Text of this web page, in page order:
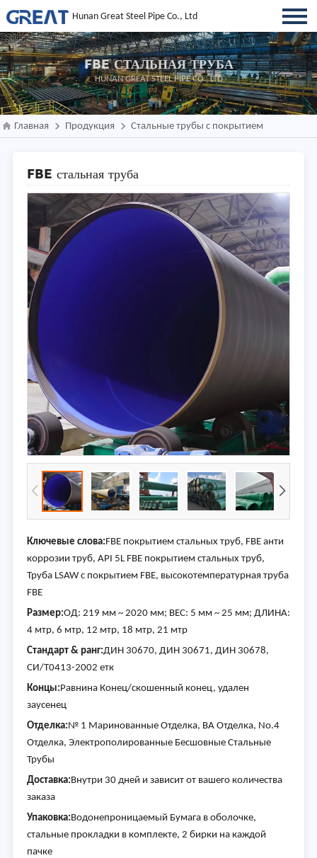
Hunan Great Steel Pipe Co., Ltd
FBE СТАЛЬНАЯ ТРУБА
HUNAN GREAT STEEL PIPE CO., LTD
Главная Продукция Стальные трубы с покрытием
FBE стальная труба
Ключевые слова:FBE покрытием стальных труб, FBE анти
коррозии труб, API 5L FBE покрытием стальных труб,
Труба LSAW с покрытием FBE, высокотемпературная труба
FBE
Размер:ОД: 219 мм ~ 2020 мм; ВЕС: 5 мм ~ 25 мм; ДЛИНА:
4 мтр, 6 мтр, 12 мтр, 18 мтр, 21 мтр
Стандарт & ранг:ДИН 30670, ДИН 30671, ДИН 30678,
СИ/T0413-2002 етк
Концы:Равнина Конец/скошенный конец, удален
заусенец
Отделка:№ 1 Маринованные Отделка, BA Отделка, No.4
Отделка, Электрополированные Бесшовные Стальные
Трубы
Доставка:Внутри 30 дней и зависит от вашего количества
заказа
Упаковка:Водонепроницаемый Бумага в оболочке,
стальные прокладки в комплекте, 2 бирки на каждой
пачке